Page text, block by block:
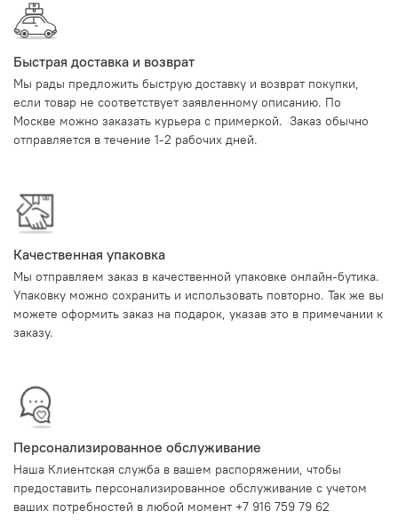
Быстрая доставка и возврат
Мы рады предложить быструю доставку и возврат покупки,
если товар не соответствует заявленному описанию. По
Москве можно заказать курьера с примеркой. Заказ обычно
отправляется в течение 1-2 рабочих дней.
Качественная упаковка
Мы отправляем заказ в качественной упаковке онлайн-бутика.
Упаковку можно сохранить и использовать повторно. Так же вы
можете оформить заказ на подарок, указав это в примечании к
заказу.
Персонализированное обслуживание
Наша Клиентская служба в вашем распоряжении, чтобы
предоставить персонализированное обслуживание с учетом
ваших потребностей в любой момент +7 916 759 79 62